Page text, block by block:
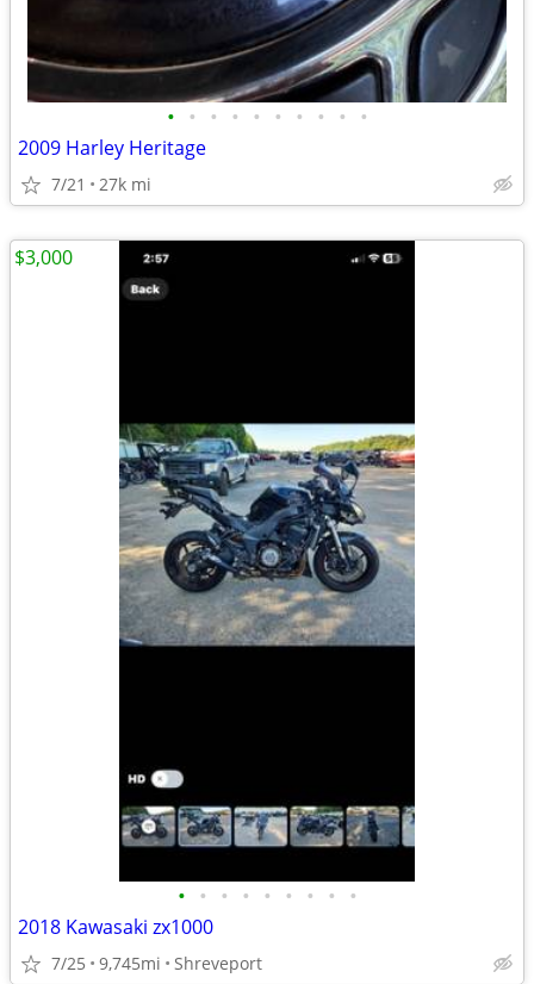
• • • • • • • • • •
2009 Harley Heritage
7/21 27k mi
• • • • • • • • •
2018 Kawasaki zx1000
7/25 9,745mi Shreveport
$3,000